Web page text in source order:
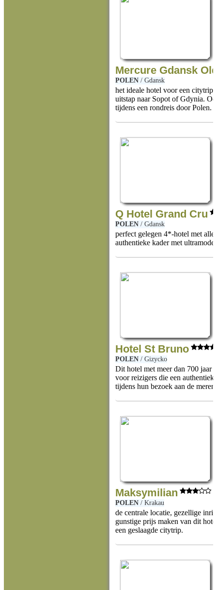
Mercure Gdansk
POLEN/ Gdansk
het ideale hotel voor een citytrip
uitstap naar Sopot of Gdynia.
tijdens een rondreis door Polen.
Q Hotel Grand Cru
POLEN/ Gdansk
perfect gelegen 4*-hotel met
authentieke kader met
Hotel St Bruno
POLEN/ Gizycko
Dit hotel met meer dan 700 jaar
voor reizigers die een
tijdens hun bezoek aan de
Maksymilian
POLEN/ Krakau
de centrale locatie, gezellige
gunstige prijs maken van dit
een geslaagde citytrip.